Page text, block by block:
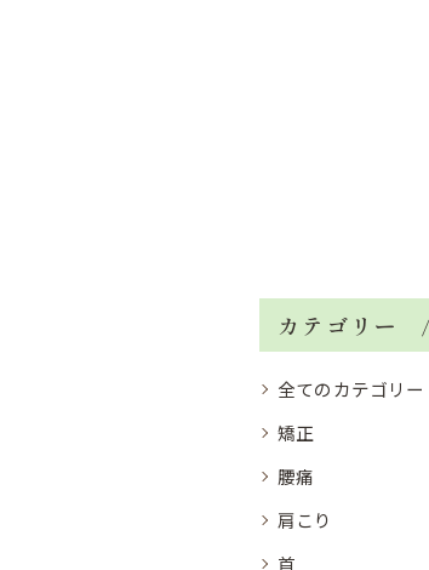
カテゴリー
全てのカテゴリー
矯正
腰痛
肩こり
首